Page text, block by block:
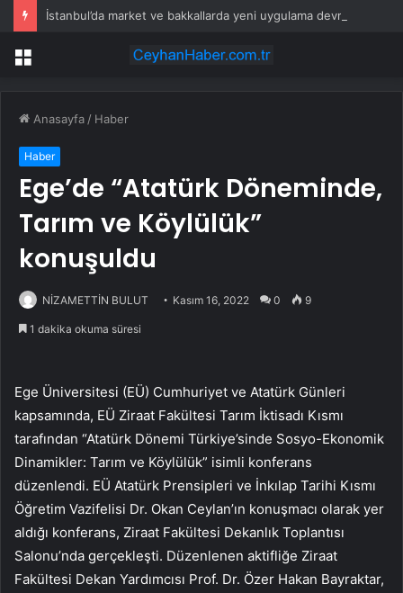
Menü
Anasayfa / Haber
Haber
Ege’de “Atatürk Döneminde,
Tarım ve Köylülük”
konuşuldu
NİZAMETTİN BULUT Kasım 16, 2022 0 9
1 dakika okuma süresi
Ege Üniversitesi (EÜ) Cumhuriyet ve Atatürk Günleri
kapsamında, EÜ Ziraat Fakültesi Tarım İktisadı Kısmı
tarafından “Atatürk Dönemi Türkiye’sinde Sosyo-Ekonomik
Dinamikler: Tarım ve Köylülük” isimli konferans
düzenlendi. EÜ Atatürk Prensipleri ve İnkılap Tarihi Kısmı
Öğretim Vazifelisi Dr. Okan Ceylan’ın konuşmacı olarak yer
aldığı konferans, Ziraat Fakültesi Dekanlık Toplantısı
Salonu’nda gerçekleşti. Düzenlenen aktifliğe Ziraat
Fakültesi Dekan Yardımcısı Prof. Dr. Özer Hakan Bayraktar,